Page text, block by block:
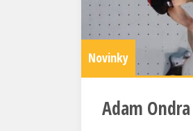
Novinky
Adam